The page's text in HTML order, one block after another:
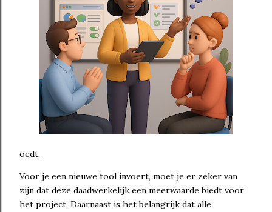
oedt.
Voor je een nieuwe tool invoert, moet je er zeker van
zijn dat deze daadwerkelijk een meerwaarde biedt voor
het project. Daarnaast is het belangrijk dat alle